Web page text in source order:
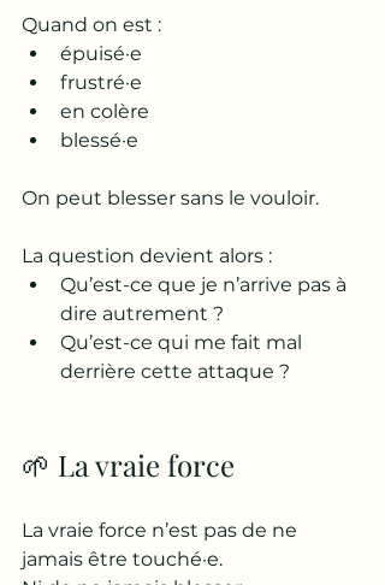
Quand on est :
épuisé·e
frustré·e
en colère
blessé·e
On peut blesser sans le vouloir.
La question devient alors :
Qu’est-ce que je n’arrive pas à
dire autrement ?
Qu’est-ce qui me fait mal
derrière cette attaque ?
🌱 La vraie force
La vraie force n’est pas de ne
jamais être touché·e.